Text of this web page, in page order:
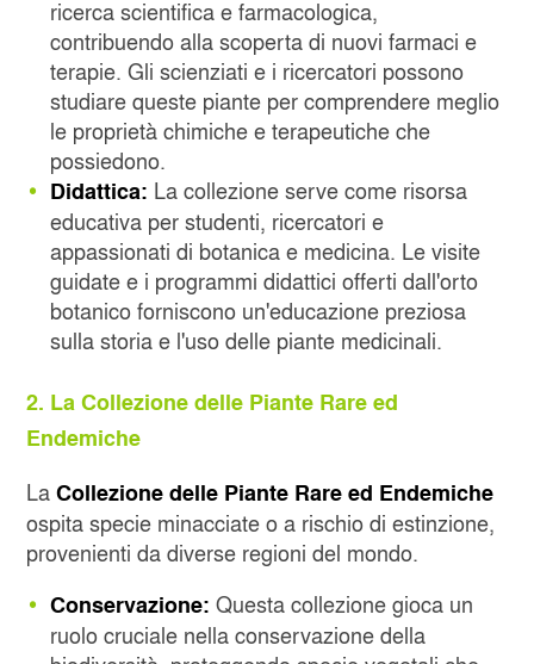
ricerca scientifica e farmacologica,
contribuendo alla scoperta di nuovi farmaci e
terapie. Gli scienziati e i ricercatori possono
studiare queste piante per comprendere meglio
le proprietà chimiche e terapeutiche che
possiedono.
Didattica: La collezione serve come risorsa
educativa per studenti, ricercatori e
appassionati di botanica e medicina. Le visite
guidate e i programmi didattici offerti dall'orto
botanico forniscono un'educazione preziosa
sulla storia e l'uso delle piante medicinali.
2. La Collezione delle Piante Rare ed
Endemiche
LaCollezione delle Piante Rare ed Endemiche
ospita specie minacciate o a rischio di estinzione,
provenienti da diverse regioni del mondo.
Conservazione: Questa collezione gioca un
ruolo cruciale nella conservazione della